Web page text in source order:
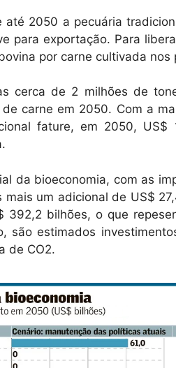
até 2050 a pecuária
para exportação. Para
por carne cultivada nos
cerca de 2 milhões de
carne em 2050. Com a
fature, em 2050,
da bioeconomia, com as
um adicional de US$
392,2 bilhões, o que
são estimados
de CO2.